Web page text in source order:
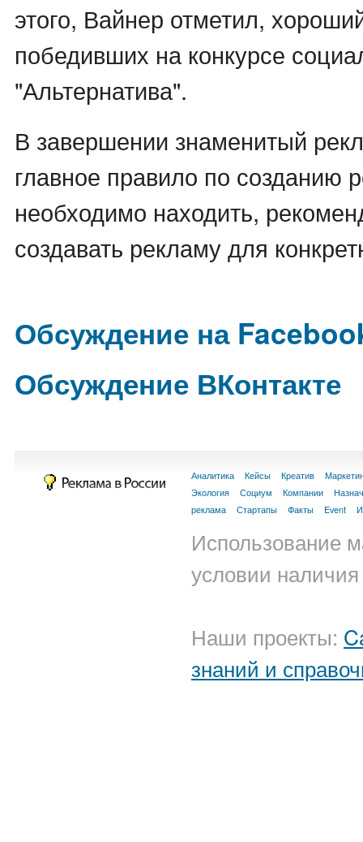
этого, Вайнер отметил,
победивших на конкурсе
"Альтернатива".
В завершении знаменитый
главное правило по созданию
необходимо находить,
создавать рекламу для
Обсуждение на
Обсуждение ВКонтакте
Аналитика Кейсы Креатив
Экология
Социум Компании
реклама
Стартапы Факты Event
Использование
условии
Наши проекты:
знаний и